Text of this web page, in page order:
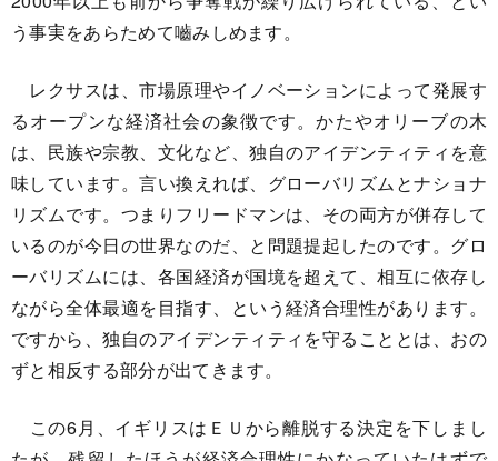
う事実をあらためて嚙みしめます。
レクサスは、市場原理やイノベーションによって発展す
るオープンな経済社会の象徴です。かたやオリーブの木
は、民族や宗教、文化など、独自のアイデンティティを意
味しています。言い換えれば、グローバリズムとナショナ
リズムです。つまりフリードマンは、その両方が併存して
いるのが今日の世界なのだ、と問題提起したのです。グロ
ーバリズムには、各国経済が国境を超えて、相互に依存し
ながら全体最適を目指す、という経済合理性があります。
ですから、独自のアイデンティティを守ることとは、おの
ずと相反する部分が出てきます。
この6月、イギリスはＥＵから離脱する決定を下しまし